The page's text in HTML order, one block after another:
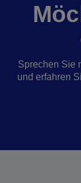
Sprechen Sie
und erfahren